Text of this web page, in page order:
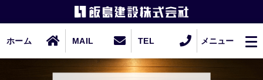
ホーム MAIL TEL メニュー